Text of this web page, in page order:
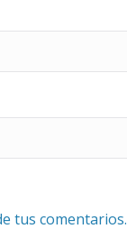
tus comentarios.